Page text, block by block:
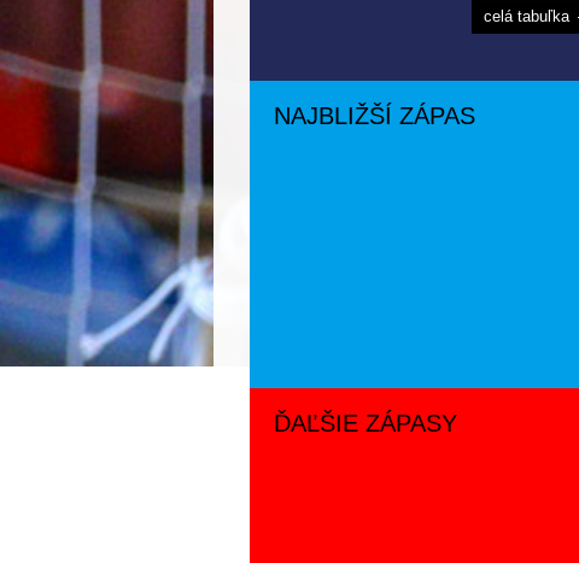
celá tabuľka
NAJBLIŽŠÍ ZÁPAS
ĎAĽŠIE ZÁPASY